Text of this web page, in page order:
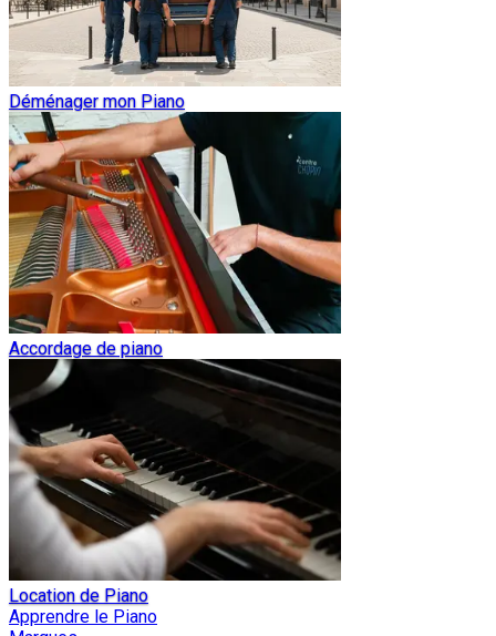
Déménager mon Piano
Accordage de piano
Location de Piano
Apprendre le Piano